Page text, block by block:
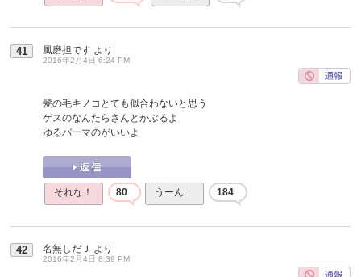
41 風磨担です より
2016年2月4日 6:24 PM
髪の毛キノコとても似合わないと思う
ゲスのなんたらさんとかぶるよ
ゆるパーマのがいいよ
それな！ 80 うーん… 184
42 名無しだＪ より
2016年2月4日 8:39 PM